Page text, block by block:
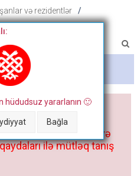
və rezidentlər
a
hüdudsuz yararlanın 🙂
Bağla
fərdi istifadəniz
heç bir qrupda,
paylaşmaq olmaz və
ilə mütləq tanış